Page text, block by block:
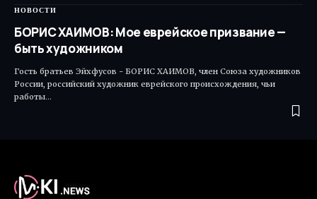
НОВОСТИ
БОРИС ХАИМОВ: Мое еврейское призвание —
быть художником
Гость братьев Эйхфусов - БОРИС ХАИМОВ, член Союза художников
России, российский художник еврейского происхождения, чьи
работы…